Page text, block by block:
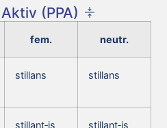
(PPA)
fem. neutr.
stillans stillans
stillant‑is stillant‑is